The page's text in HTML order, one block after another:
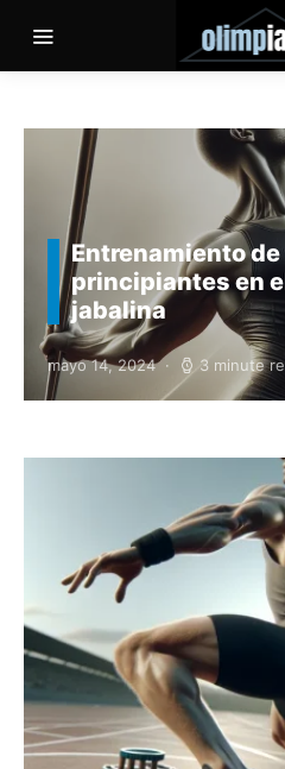
Entrenamiento
principiantes en
jabalina
mayo 14, 2024 3 minute